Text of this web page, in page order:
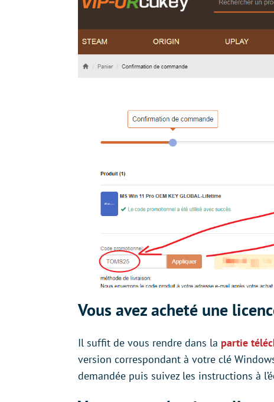
Vous avez acheté une
Il suffit de vous rendre dans la partie
version correspondant à votre clé
demandée puis suivez les instructions à